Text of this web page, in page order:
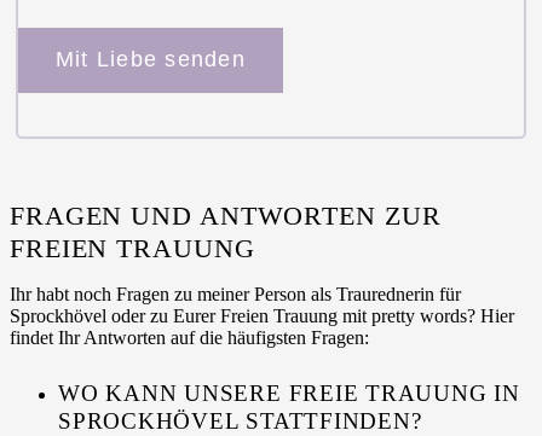
FRAGEN UND ANTWORTEN ZUR
FREIEN TRAUUNG
Ihr habt noch Fragen zu meiner Person als Traurednerin für
Sprockhövel oder zu Eurer Freien Trauung mit pretty words? Hier
findet Ihr Antworten auf die häufigsten Fragen:
WO KANN UNSERE FREIE TRAUUNG IN
SPROCKHÖVEL STATTFINDEN?